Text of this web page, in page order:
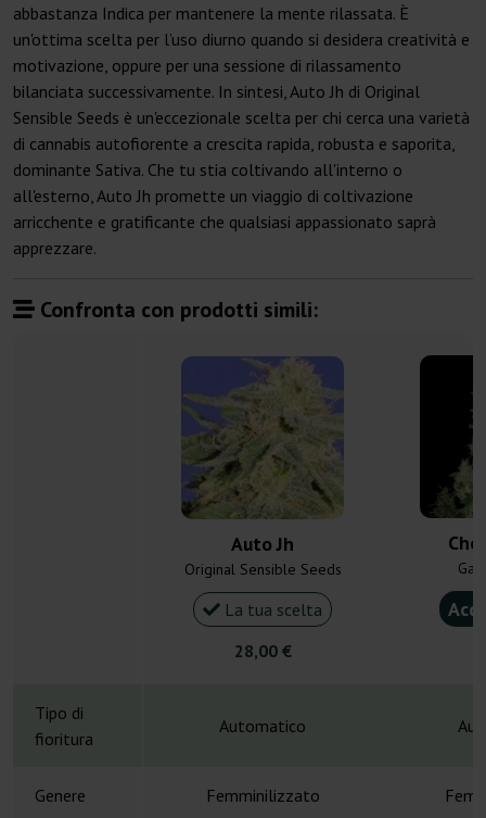
abbastanza Indica per mantenere la mente rilassata. È
un'ottima scelta per l’uso diurno quando si desidera creatività e
motivazione, oppure per una sessione di rilassamento
bilanciata successivamente. In sintesi, Auto Jh di Original
Sensible Seeds è un'eccezionale scelta per chi cerca una varietà
di cannabis autofiorente a crescita rapida, robusta e saporita,
dominante Sativa. Che tu stia coltivando all'interno o
all'esterno, Auto Jh promette un viaggio di coltivazione
arricchente e gratificante che qualsiasi appassionato saprà
apprezzare.
Confronta con prodotti simili:
Auto Jh
Original Sensible Seeds
La tua scelta
28,00 €
Tipo di
fioritura
Automatico
Genere Femminilizzato